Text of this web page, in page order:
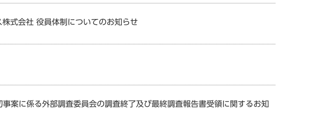
式会社 役員体制についてのお知らせ
案に係る外部調査委員会の調査終了及び最終調査報告書受領に関するお知